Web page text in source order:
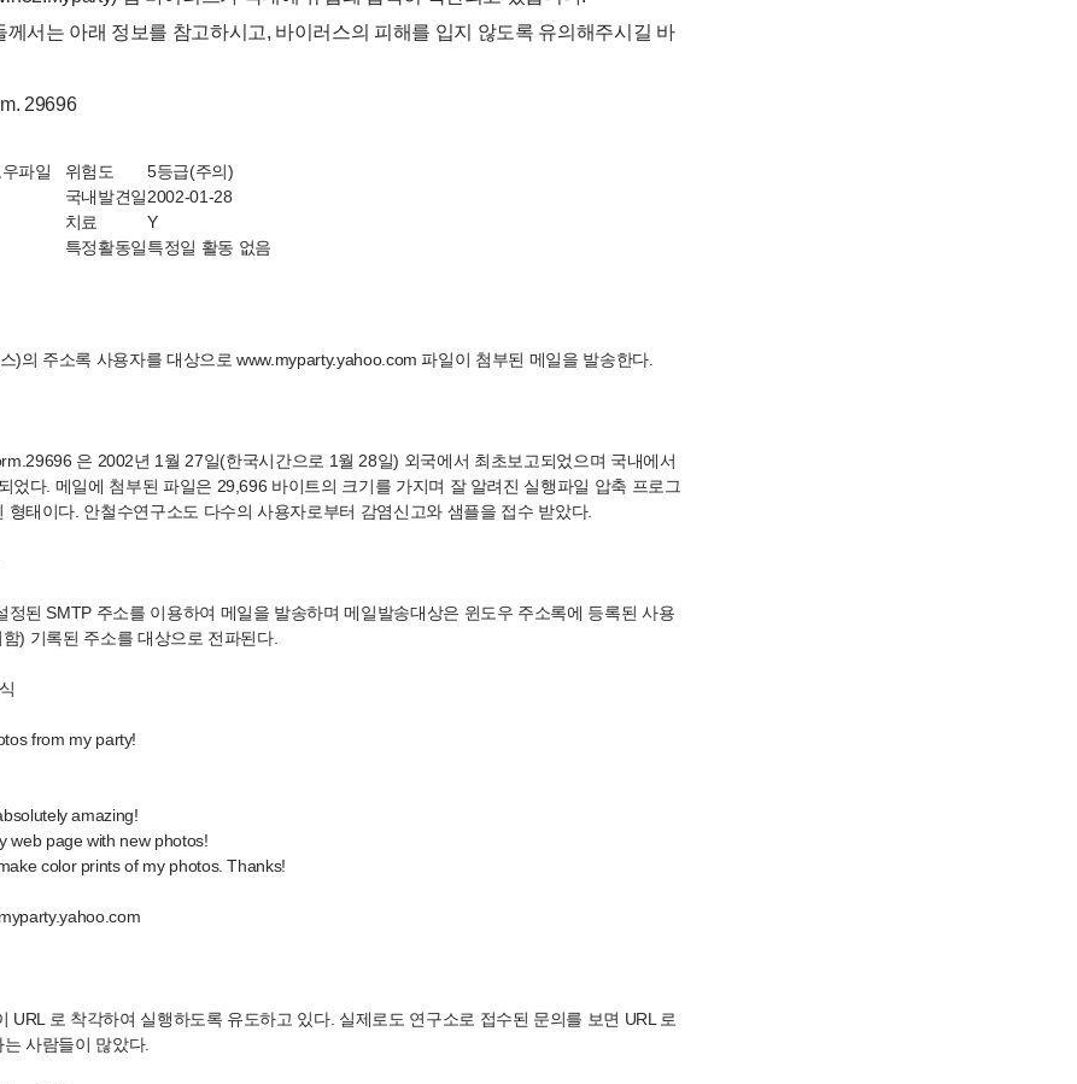
께서는 아래 정보를 참고하시고, 바이러스의 피해를 입지 않도록 유의해주시길 바
29696
파일 위험도
5등급(주의)
국내발견일2002-01-28
치료
Y
특정활동일특정일 활동 없음
)의 주소록 사용자를 대상으로 www.myparty.yahoo.com 파일이 첨부된 메일을 발송한다.
은 2002년 1월 27일(한국시간으로 1월 28일) 외국에서 최초보고되었으며 국내에서
었다. 메일에 첨부된 파일은 29,696 바이트의 크기를 가지며 잘 알려진 실행파일 압축 프로그
형태이다. 안철수연구소도 다수의 사용자로부터 감염신고와 샘플을 접수 받았다.
정된 SMTP 주소를 이용하여 메일을 발송하며 메일발송대상은 윈도우 주소록에 등록된 사용
) 기록된 주소를 대상으로 전파된다.
from my party!
amazing!
web page with new photos!
color prints of my photos. Thanks!
URL 로 착각하여 실행하도록 유도하고 있다. 실제로도 연구소로 접수된 문의를 보면 URL 로
사람들이 많았다.